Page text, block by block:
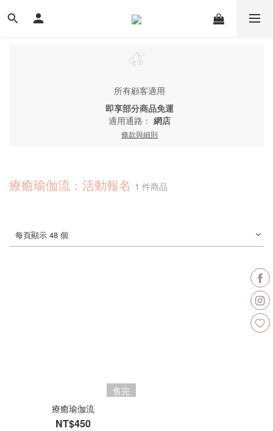
所有顧客適用
即享部分商品免運
適用通路： 網店
條款與細則
療癒瑜伽流：活動報名 1 件商品
每頁顯示 48 個
售完
療癒瑜伽流
NT$450